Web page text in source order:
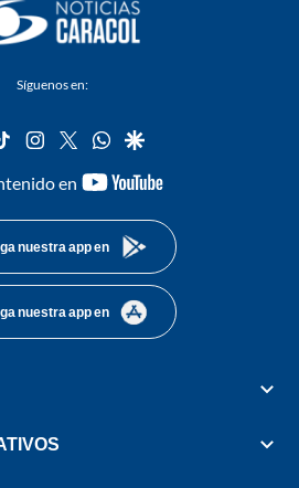
Síguenos en:
tiktok instagram
twitterwhatsapp
google
en
youtube-
nuestra app en
nuestra app en